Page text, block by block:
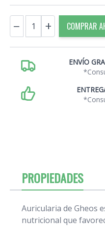
Cantidad
− + COMPRAR
ENVÍO
PROPIEDADES
Auricularia de Gheos
nutricional que